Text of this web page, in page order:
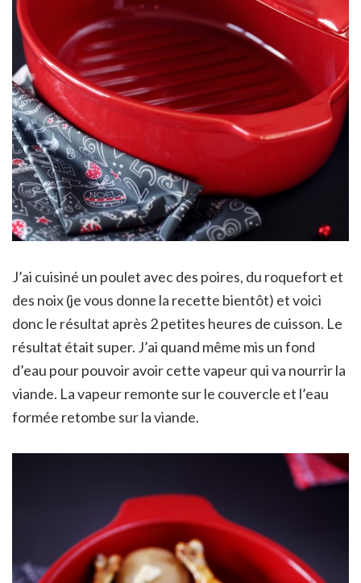
J’ai cuisiné un poulet avec des poires, du roquefort et
des noix (je vous donne la recette bientôt) et voici
donc le résultat après 2 petites heures de cuisson. Le
résultat était super. J’ai quand même mis un fond
d’eau pour pouvoir avoir cette vapeur qui va nourrir la
viande. La vapeur remonte sur le couvercle et l’eau
formée retombe sur la viande.